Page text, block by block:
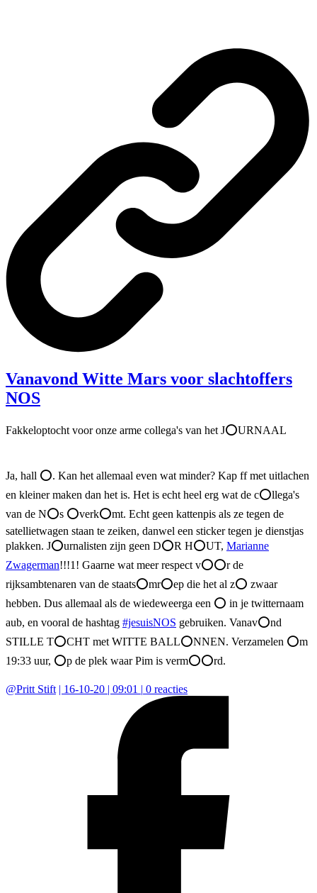
Vanavond Witte Mars voor slachtoffers
NOS
Fakkeloptocht voor onze arme collega's van het J⭕URNAAL
Ja, hall ⭕. Kan het allemaal even wat minder? Kap ff met uitlachen
en kleiner maken dan het is. Het is echt heel erg wat de c⭕llega's
van de N⭕s ⭕verk⭕mt. Echt geen kattenpis als ze tegen de
satellietwagen staan te zeiken, danwel een sticker tegen je dienstjas
plakken. J⭕urnalisten zijn geen D⭕R H⭕UT, Marianne
Zwagerman!!!1! Gaarne wat meer respect v⭕⭕r de
rijksambtenaren van de staats⭕mr⭕ep die het al z⭕ zwaar
hebben. Dus allemaal als de wiedeweerga een ⭕ in je twitternaam
aub, en vooral de hashtag #jesuisNOS gebruiken. Vanav⭕nd
STILLE T⭕CHT met WITTE BALL⭕NNEN. Verzamelen ⭕m
19:33 uur, ⭕p de plek waar Pim is verm⭕⭕rd.
@Pritt Stift | 16-10-20 | 09:01 | 0 reacties